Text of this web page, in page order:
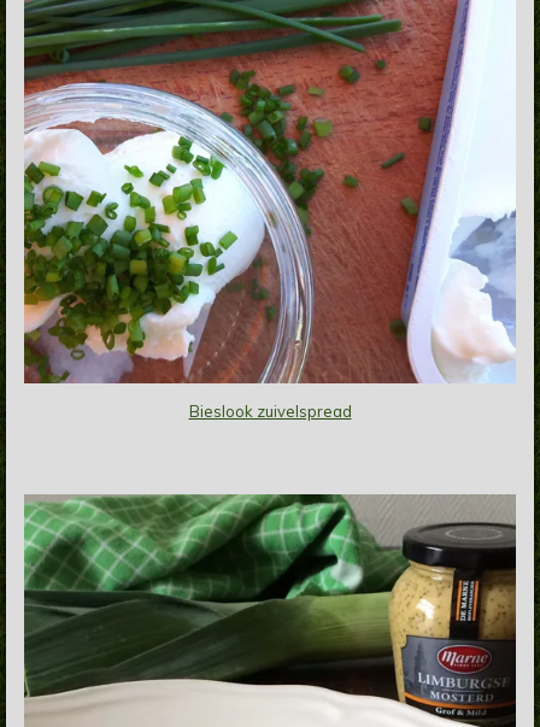
Bieslook zuivelspread